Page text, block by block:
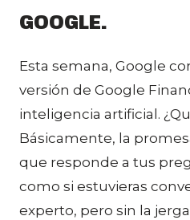
GOOGLE.
Esta semana, Google
versión de Google
inteligencia artificial.
Básicamente, la
que responde a tus
como si estuvieras
experto, pero sin la